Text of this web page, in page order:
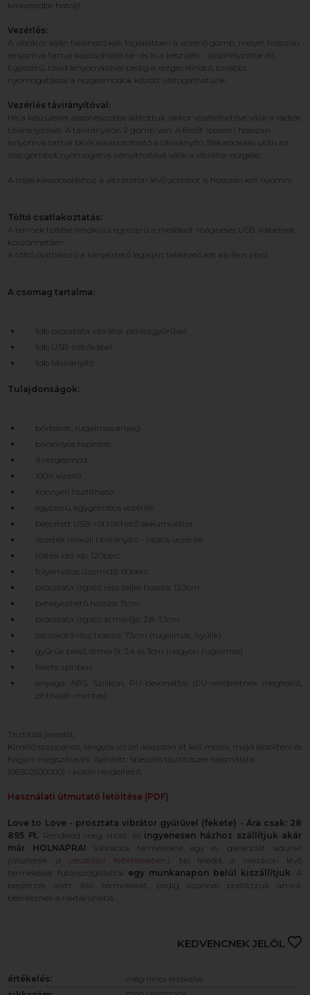
kedvesedbe hatolj!
Vezérlés:
A vibrátor alján található kék foglalatban a vezérlő gomb, melyet hosszan
lenyomva tartva kapcsolható be- és ki a készülék - alaphelyzetbe áll.
Egyszerű, rövid lenyomásával pedig a rezgés elindul, további
nyomogatással a rezgésmódok között váltogathatunk.
Vezérlés távirányítóval:
Ha a készüléket alaphelyzetbe állítottuk, akkor vezérelhetővé válik a rádiós
távirányítóval. A távirányítón 2 gomb van. A felsőt (power) hosszan
lenyomva tartva be és kikapcsolható a távirányító. Bekapcsolás után az
alsó gombot nyomogatva irányíthatóvá válik a vibrátor rezgése.
A teljes kikapcsoláshoz a vibrátoron lévő gombot is hosszan kell nyomni.
Töltő csatlakoztatás:
A termék töltése rendkívül egyszerű a mellékelt mágneses USB-kábelnek
köszönhetően.
A töltő csatlakozó a kényeztető legalján található két kis fém pont.
A csomag tartalma:
1db prosztata vibrátor péniszgyűrűvel
1db USB-töltőkábel
1db távirányító
Tulajdonságok:
bőrbarát, rugalmas anyag
bársonyos tapintás
9 rezgésmód
100% vízálló
könnyen tisztítható
egyszerű, egygombos vezérlés
beépített USB-ről tölthető akkumulátor
vezeték nélküli távirányító - rádiós vezérlés
töltési idő: kb. 120perc
folyamatos üzemidő: 60perc
prosztata izgató rész teljes hossza: 12,3cm
behelyezhető hossza: 11cm
prosztata izgató átmérője: 2,8-3,1cm
összekötő rész hossza: 7,5cm (rugalmas, nyúlik)
gyűrűk belső átmérői: 3,4 és 3cm (nagyon rugalmas)
fekete színben
anyaga: ABS, Szilikon, PU-bevonattal (EU-rendeletnek megfelelő,
phthalát-mentes)
Tisztítási javaslat:
Kímélő szappanos, langyos vízzel alaposan át kell mosni, majd leöblíteni és
hagyni megszáradni. Ajánlott: Speciális tisztítószer használata
(06302500000) - külön rendelhető.
Használati útmutató letöltése (PDF)
Love to Love - prosztata vibrátor gyűrűvel (fekete) - Ára csak: 28
895 Ft. Rendeled meg most, és ingyenesen házhoz szállítjuk akár
már HOLNAPRA! Vibrációs termékekre egy év garanciát adunk!
(részletek a vásárlási feltételekben ) . Ne feledd, a raktáron lévő
termékeket futárszolgálattal egy munkanapon belül kiszállítjuk . A
beszerzés alatt álló termékeket, pedig azonnal postázzuk amint
beérkeznek a raktárunkba.
KEDVENCNEK JELÖL
értékelés:
még nincs értékelve